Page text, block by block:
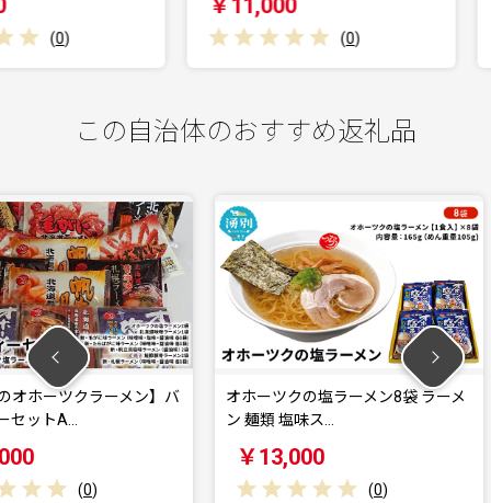
￥11,000
(0)
この自治体のおすすめ返礼品
ーメン】バ
)
オホーツクの塩ラーメン8袋 ラーメ
ン 麺類 塩味ス…
( 0)
【つらら